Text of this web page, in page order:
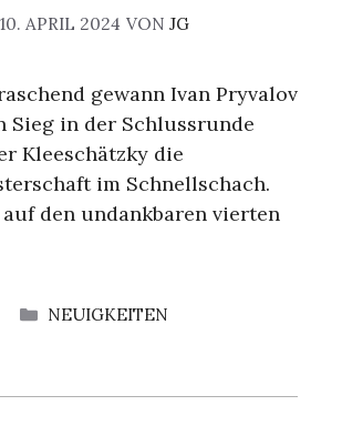
10. APRIL 2024 VON JG
gewann Ivan Pryvalov
Sieg in der Schlussrunde
Kleeschätzky die
im Schnellschach.
den undankbaren vierten
KATEGORIEN
NEUIGKEITEN